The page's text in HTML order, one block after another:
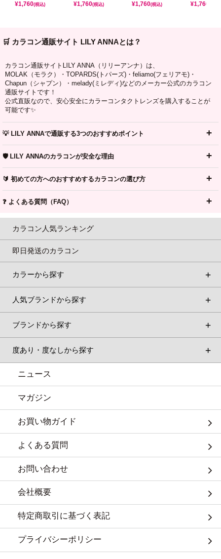
¥1,760(税込) ¥1,760(税込) ¥1,760(税込) ¥1,760
🛒 カラコン通販サイト LILY ANNAとは？
カラコン通販サイトLILY ANNA（リリーアンナ）は、
MOLAK（モラク）・TOPARDS(トパーズ)・feliamo(フェリアモ)・
Chapun（シャプン）・melady(ミレディ)などのメーカー公式のカラコン
通販サイトです！
公式直販なので、安心安全にカラーコンタクトレンズを購入することが
可能です✨
💡 LILY ANNAで通販する3つのおすすめポイント
🛡️ LILY ANNAのカラコンが安全な理由
🔰 初めての方へのおすすめするカラコンの選び方
❓ よくある質問（FAQ）
カラコン人気ランキング
即日発送のカラコン
カラーから探す
人気ブランドから探す
ブランドから探す
度あり・度なしから探す
ニュース
マガジン
お買い物ガイド
よくある質問
お問い合わせ
会社概要
特定商取引に基づく表記
プライバシーポリシー